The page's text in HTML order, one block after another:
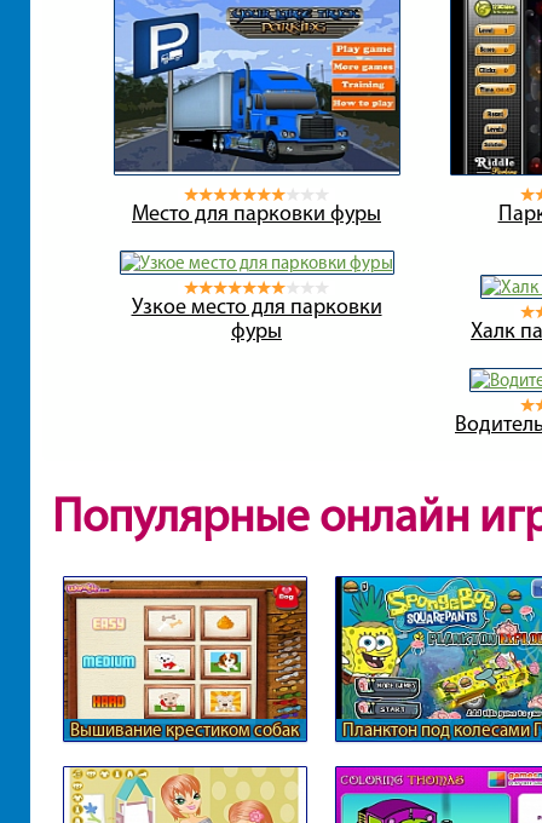
Место для парковки фуры
Узкое место для парковки
фуры
Халк
Популярные онлайн
Вышивание крестиком собак
Планктон под колесами